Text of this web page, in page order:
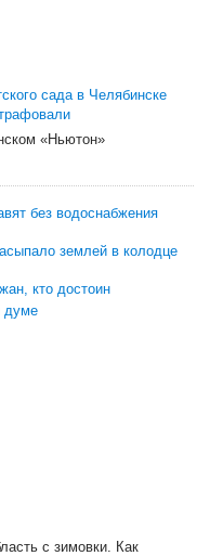
сада в Челябинске
«Ньютон»
без водоснабжения
землей в колодце
кто достоин
думе
с зимовки. Как